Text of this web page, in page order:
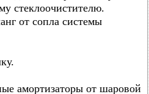
стеклоочистителю.
от сопла системы
амортизаторы от шаровой